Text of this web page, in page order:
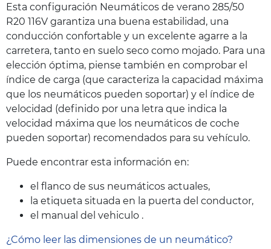
Esta configuración Neumáticos de verano 285/50
R20 116V garantiza una buena estabilidad, una
conducción confortable y un excelente agarre a la
carretera, tanto en suelo seco como mojado. Para una
elección óptima, piense también en comprobar el
índice de carga (que caracteriza la capacidad máxima
que los neumáticos pueden soportar) y el índice de
velocidad (definido por una letra que indica la
velocidad máxima que los neumáticos de coche
pueden soportar) recomendados para su vehículo.
Puede encontrar esta información en:
el flanco de sus neumáticos actuales,
la etiqueta situada en la puerta del conductor,
el manual del vehiculo .
¿Cómo leer las dimensiones de un neumático?